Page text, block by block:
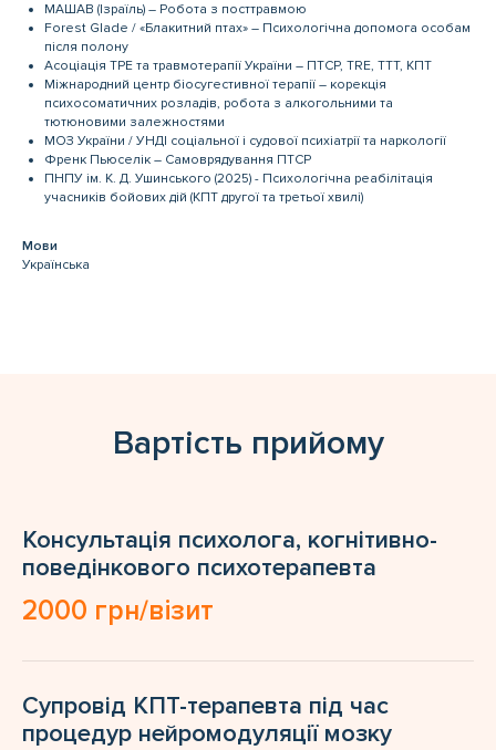
МАШАВ (Ізраїль) – Робота з посттравмою
Forest Glade / «Блакитний птах» – Психологічна допомога особам
після полону
Асоціація ТРЕ та травмотерапії України – ПТСР, TRE, ТТТ, КПТ
Міжнародний центр біосугестивної терапії – корекція
психосоматичних розладів, робота з алкогольними та
тютюновими залежностями
МОЗ України / УНДІ соціальної і судової психіатрії та наркології
Френк Пьюселік – Самоврядування ПТСР
ПНПУ ім. К. Д. Ушинського (2025) - Психологічна реабілітація
учасників бойових дій (КПТ другої та третьої хвилі)
Мови
Українська
Вартість прийому
Консультація психолога, когнітивно-
поведінкового психотерапевта
2000 грн/візит
Супровід КПТ-терапевта під час
процедур нейромодуляції мозку